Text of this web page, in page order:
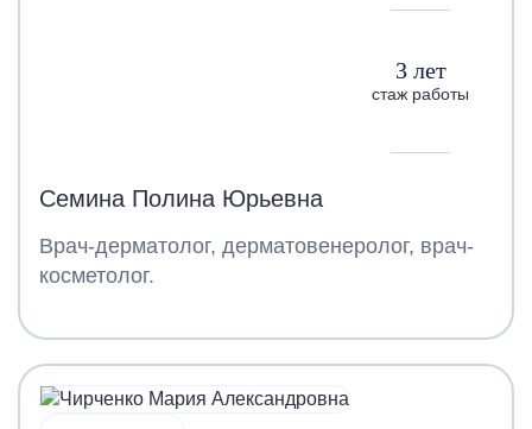
3 лет
стаж работы
Семина Полина Юрьевна
Врач-дерматолог, дерматовенеролог, врач-
косметолог.